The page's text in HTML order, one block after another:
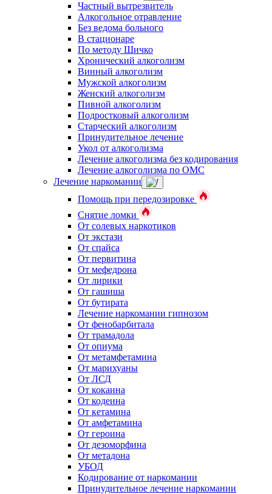
Частный вытрезвитель
Алкогольное отравление
Без ведома больного
В стационаре
По методу Шичко
Хронический алкоголизм
Винный алкоголизм
Мужской алкоголизм
Женский алкоголизм
Пивной алкоголизм
Подростковый алкоголизм
Старческий алкоголизм
Принудительное лечение
Укол от алкоголизма
Лечение алкоголизма без кодирования
Лечение алкоголизма по ОМС
Лечение наркомании
Помощь при передозировке
Снятие ломки
От солевых наркотиков
От экстази
От спайса
От первитина
От мефедрона
От лирики
От гашиша
От бутирата
Лечение наркомании гипнозом
От фенобарбитала
От трамадола
От опиума
От метамфетамина
От марихуаны
От ЛСД
От кокаина
От кодеина
От кетамина
От амфетамина
От героина
От дезоморфина
От метадона
УБОД
Кодирование от наркомании
Принудительное лечение наркомании